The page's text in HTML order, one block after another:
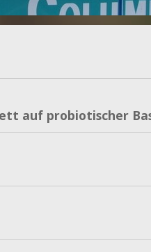
auf probiotischer